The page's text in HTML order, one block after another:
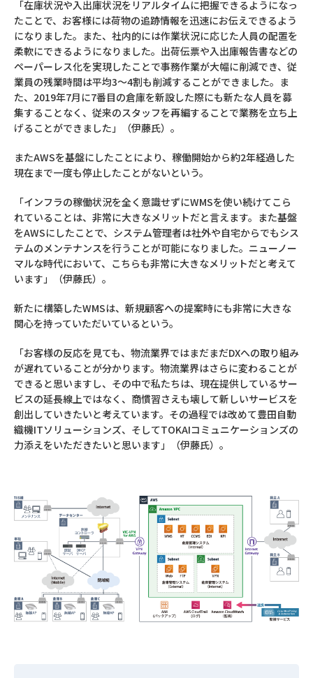
「在庫状況や入出庫状況をリアルタイムに把握できるようになっ
たことで、お客様には荷物の追跡情報を迅速にお伝えできるよう
になりました。また、社内的には作業状況に応じた人員の配置を
柔軟にできるようになりました。出荷伝票や入出庫報告書などの
ペーパーレス化を実現したことで事務作業が大幅に削減でき、従
業員の残業時間は平均3～4割も削減することができました。ま
た、2019年7月に7番目の倉庫を新設した際にも新たな人員を募
集することなく、従来のスタッフを再編することで業務を立ち上
げることができました」（伊藤氏）。
またAWSを基盤にしたことにより、稼働開始から約2年経過した
現在まで一度も停止したことがないという。
「インフラの稼働状況を全く意識せずにWMSを使い続けてこら
れていることは、非常に大きなメリットだと言えます。また基盤
をAWSにしたことで、システム管理者は社外や自宅からでもシス
テムのメンテナンスを行うことが可能になりました。ニューノー
マルな時代において、こちらも非常に大きなメリットだと考えて
います」（伊藤氏）。
新たに構築したWMSは、新規顧客への提案時にも非常に大きな
関心を持っていただいているという。
「お客様の反応を見ても、物流業界ではまだまだDXへの取り組み
が遅れていることが分かります。物流業界はさらに変わることが
できると思いますし、その中で私たちは、現在提供しているサー
ビスの延長線上ではなく、商慣習さえも壊して新しいサービスを
創出していきたいと考えています。その過程では改めて豊田自動
織機ITソリューションズ、そしてTOKAIコミュニケーションズの
力添えをいただきたいと思います」（伊藤氏）。